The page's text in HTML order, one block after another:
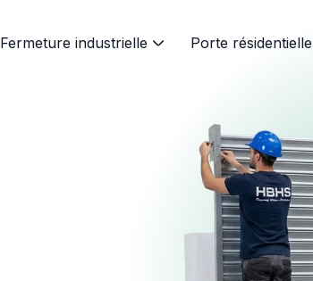
Fermeture industrielle Porte résidentielle